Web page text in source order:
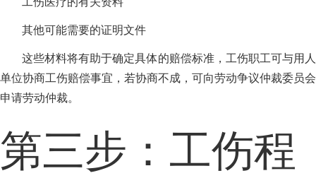
其他可能需要的证明文件
这些材料将有助于确定具体的赔偿标准，工伤职工可与用人
单位协商工伤赔偿事宜，若协商不成，可向劳动争议仲裁委员会
申请劳动仲裁。
第三步：工伤程